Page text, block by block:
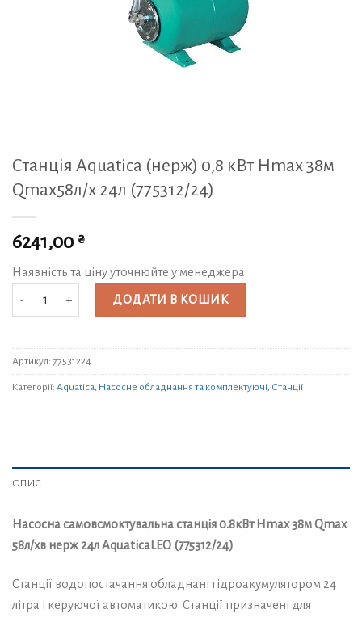
Станція Aquatica (нерж) 0,8 кВт Нmax 38м
Qmax58л/х 24л (775312/24)
6241,00 ₴
Наявність та ціну уточнюйте у менеджера
Станція Aquatica (нерж) 0,8 кВт Нmax 38м Qmax58л/х 24л (775312/24)
ДОДАТИ В КОШИК
Артикул: 77531224
Категорії: Aquatica, Насосне обладнання та комплектуючі, Станції
ОПИС
Насосна самовсмоктувальна станція 0.8кВт Hmax 38м Qmax
58л/хв нерж 24л AquaticaLEO (775312/24)
Станції водопостачання обладнані гідроакумулятором 24
літра і керуючої автоматикою. Станції призначені для